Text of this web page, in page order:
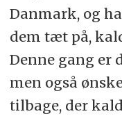
Danmark, og
dem tæt på,
Denne gang er
men også
tilbage, der